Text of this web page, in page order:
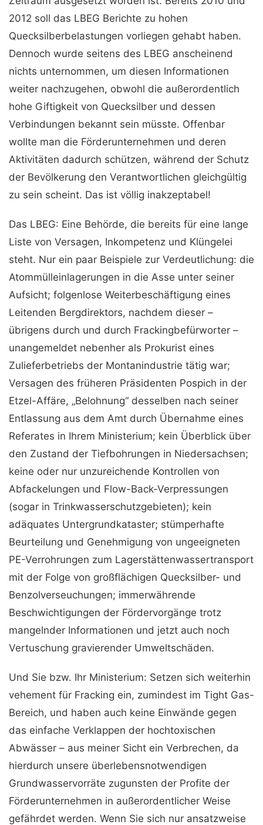
2012 soll das LBEG Berichte zu hohen
Quecksilberbelastungen vorliegen gehabt haben.
Dennoch wurde seitens des LBEG anscheinend
nichts unternommen, um diesen Informationen
weiter nachzugehen, obwohl die außerordentlich
hohe Giftigkeit von Quecksilber und dessen
Verbindungen bekannt sein müsste. Offenbar
wollte man die Förderunternehmen und deren
Aktivitäten dadurch schützen, während der Schutz
der Bevölkerung den Verantwortlichen gleichgültig
zu sein scheint. Das ist völlig inakzeptabel!
Das LBEG: Eine Behörde, die bereits für eine lange
Liste von Versagen, Inkompetenz und Klüngelei
steht. Nur ein paar Beispiele zur Verdeutlichung: die
Atommülleinlagerungen in die Asse unter seiner
Aufsicht; folgenlose Weiterbeschäftigung eines
Leitenden Bergdirektors, nachdem dieser –
übrigens durch und durch Frackingbefürworter –
unangemeldet nebenher als Prokurist eines
Zulieferbetriebs der Montanindustrie tätig war;
Versagen des früheren Präsidenten Pospich in der
Etzel-Affäre, „Belohnung“ desselben nach seiner
Entlassung aus dem Amt durch Übernahme eines
Referates in Ihrem Ministerium; kein Überblick über
den Zustand der Tiefbohrungen in Niedersachsen;
keine oder nur unzureichende Kontrollen von
Abfackelungen und Flow-Back-Verpressungen
(sogar in Trinkwasserschutzgebieten); kein
adäquates Untergrundkataster; stümperhafte
Beurteilung und Genehmigung von ungeeigneten
PE-Verrohrungen zum Lagerstättenwassertransport
mit der Folge von großflächigen Quecksilber- und
Benzolverseuchungen; immerwährende
Beschwichtigungen der Fördervorgänge trotz
mangelnder Informationen und jetzt auch noch
Vertuschung gravierender Umweltschäden.
Und Sie bzw. Ihr Ministerium: Setzen sich weiterhin
vehement für Fracking ein, zumindest im Tight Gas-
Bereich, und haben auch keine Einwände gegen
das einfache Verklappen der hochtoxischen
Abwässer – aus meiner Sicht ein Verbrechen, da
hierdurch unsere überlebensnotwendigen
Grundwasservorräte zugunsten der Profite der
Förderunternehmen in außerordentlicher Weise
gefährdet werden. Wenn Sie sich nur ansatzweise